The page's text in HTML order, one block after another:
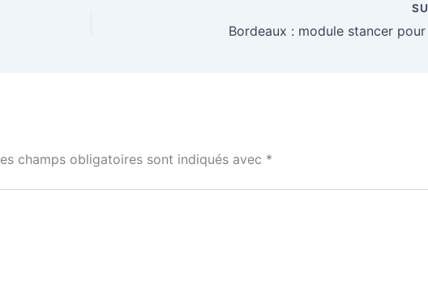
Bordeaux : module stancer
champs obligatoires sont indiqués avec *